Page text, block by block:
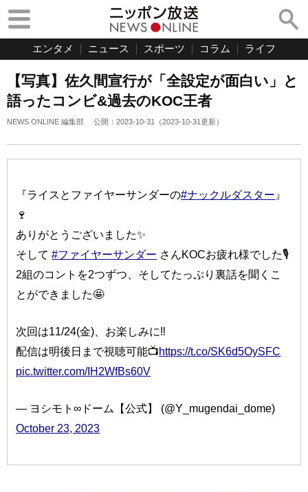
エンタメ ニュース スポーツ コラム ライフ
【写真】佐久間宣行が「全設定が面白い」と
語ったコンビ&過去のKOC王者
NEWS ONLINE 編集部 公開： 2023-10-31 （2023-10-31更新）
『ライスとファイヤーサンダーの#ナックルダスター 』
🍷
ありがとうございました✨
そして#ファイヤーサンダー さんKOCお疲れ様でした🎙
2組のコントを2つずつ、そしてたっぷり裏話を聞くこ
とができました🤩
次回は11/24(金)、お楽しみに‼️
配信は明後日まで視聴可能📺https://t.co/SK6d5OySFC
pic.twitter.com/IH2WfBs60V
— ヨシモト∞ドーム【公式】 (@Y_mugendai_dome)
October 23, 2023